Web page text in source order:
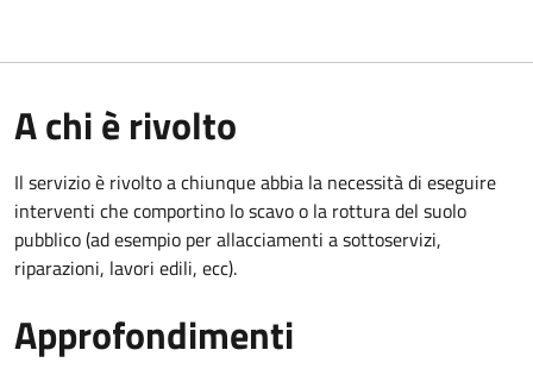
A chi è rivolto
Il servizio è rivolto a chiunque abbia la necessità di eseguire
interventi che comportino lo scavo o la rottura del suolo
pubblico (ad esempio per allacciamenti a sottoservizi,
riparazioni, lavori edili, ecc).
Approfondimenti